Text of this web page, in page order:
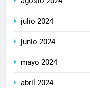
julio 2024
junio 2024
mayo 2024
abril 2024